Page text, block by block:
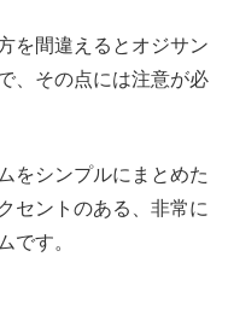
を間違えるとオジサン
、その点には注意が必
をシンプルにまとめた
セントのある、非常に
です。